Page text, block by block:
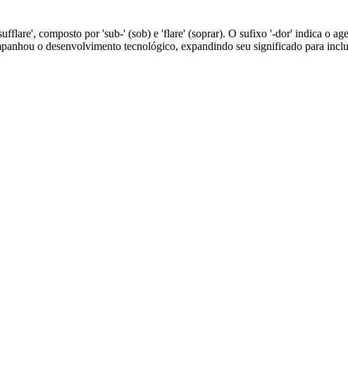
composto por 'sub-' (sob) e 'flare' (soprar). O sufixo '-dor' indica o
o desenvolvimento tecnológico, expandindo seu significado para